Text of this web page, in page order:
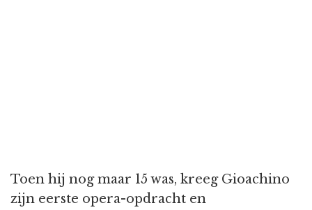
Toen hij nog maar 15 was, kreeg Gioachino
zijn eerste opera-opdracht en